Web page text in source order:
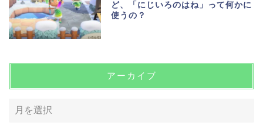
ど、「にじいろのはね」って何かに
使うの？
アーカイブ